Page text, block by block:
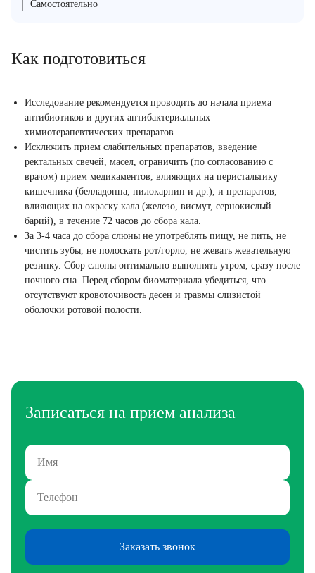
Самостоятельно
Как подготовиться
Исследование рекомендуется проводить до начала приема
антибиотиков и других антибактериальных
химиотерапевтических препаратов.
Исключить прием слабительных препаратов, введение
ректальных свечей, масел, ограничить (по согласованию с
врачом) прием медикаментов, влияющих на перистальтику
кишечника (белладонна, пилокарпин и др.), и препаратов,
влияющих на окраску кала (железо, висмут, сернокислый
барий), в течение 72 часов до сбора кала.
За 3-4 часа до сбора слюны не употреблять пищу, не пить, не
чистить зубы, не полоскать рот/горло, не жевать жевательную
резинку. Сбор слюны оптимально выполнять утром, сразу после
ночного сна. Перед сбором биоматериала убедиться, что
отсутствуют кровоточивость десен и травмы слизистой
оболочки ротовой полости.
Записаться на прием анализа
Заказать звонок